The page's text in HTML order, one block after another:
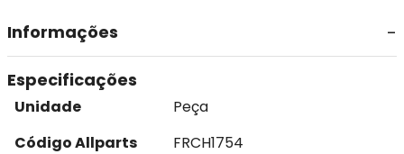
Informações
Especificações
Unidade
Peça
Código Allparts
FRCH1754